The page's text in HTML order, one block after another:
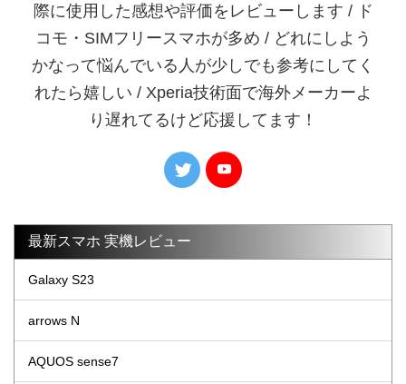
際に使用した感想や評価をレビューします / ド
コモ・SIMフリースマホが多め / どれにしよう
かなって悩んでいる人が少しでも参考にしてく
れたら嬉しい / Xperia技術面で海外メーカーよ
り遅れてるけど応援してます！
最新スマホ 実機レビュー
Galaxy S23
arrows N
AQUOS sense7